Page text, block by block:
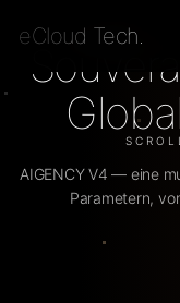
eCloud Tech.
eCloud Tech.
Souvera
Global
AIGENCY V4 — eine
Parametern,